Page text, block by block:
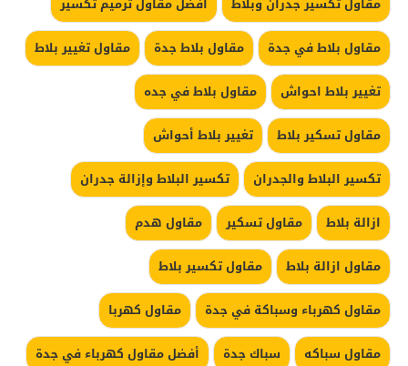
مقاول بلاط في جدة
مقاول بلاط جدة
مقاول تغيير بلاط
تغيير بلاط احواش
مقاول بلاط في جده
مقاول تسكير بلاط
تغيير بلاط أحواش
تكسير البلاط والجدران
تكسير البلاط وإزالة جدران
ازالة بلاط
مقاول تسكير
مقاول هدم
مقاول ازالة بلاط
مقاول تكسير بلاط
مقاول كهرباء وسباكة في جدة
مقاول كهربا
مقاول سباكه
سباك جدة
أفضل مقاول كهرباء في جدة